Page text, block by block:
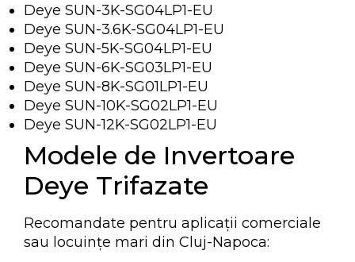
Deye SUN-3K-SG04LP1-EU
Deye SUN-3.6K-SG04LP1-EU
Deye SUN-5K-SG04LP1-EU
Deye SUN-6K-SG03LP1-EU
Deye SUN-8K-SG01LP1-EU
Deye SUN-10K-SG02LP1-EU
Deye SUN-12K-SG02LP1-EU
Modele de Invertoare
Deye Trifazate
Recomandate pentru aplicații comerciale
sau locuințe mari din Cluj-Napoca: